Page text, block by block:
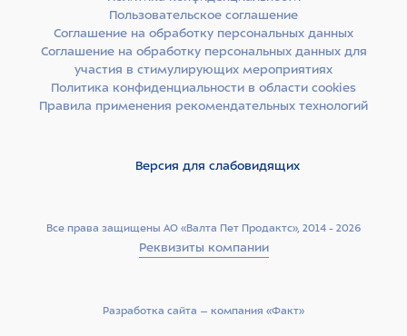
Все права защищены АО «Валта Пет Продактс», 2014 - 2026
Реквизиты компании
Пользовательское соглашение
Соглашение на обработку персональных данных
Соглашение на обработку персональных данных для
участия в стимулирующих мероприятиях
Политика конфиденциальности в области cookies
Правила применения рекомендательных технологий
Версия для слабовидящих
Разработка сайта –­ компания «Факт»